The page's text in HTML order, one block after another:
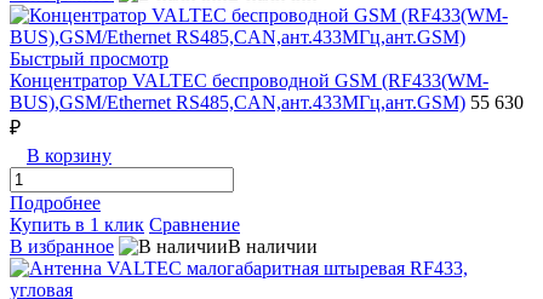
Быстрый просмотр
Концентратор VALTEC беспроводной GSM (RF433(WM-
BUS),GSM/Ethernet RS485,CAN,ант.433МГц,ант.GSM) 55 630
₽
В корзину
Подробнее
Купить в 1 клик Сравнение
В избранное
В наличии